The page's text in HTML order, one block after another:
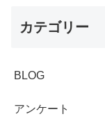
カテゴリー
BLOG
アンケート